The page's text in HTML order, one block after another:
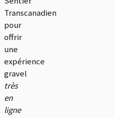
Transcanadien
pour
offrir
une
expérience
gravel
très
en
ligne